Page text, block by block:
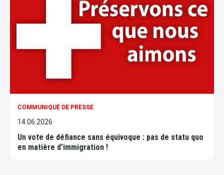
COMMUNIQUÉ DE PRESSE
14.06.2026
Un vote de défiance sans équivoque : pas de statu quo
en matière d'immigration !